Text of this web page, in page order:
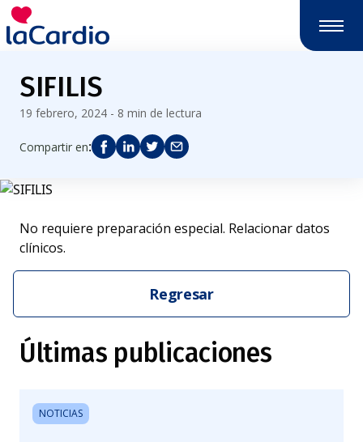
SIFILIS
19 febrero, 2024 - 8 min de lectura
Compartir en:
No requiere preparación especial. Relacionar datos
clínicos.
Regresar
Últimas publicaciones
NOTICIAS